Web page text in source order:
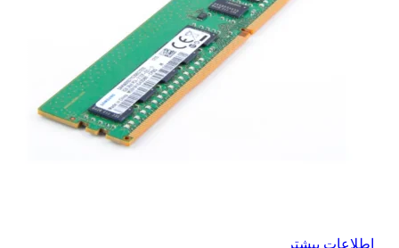
اطلاعات بیشتر